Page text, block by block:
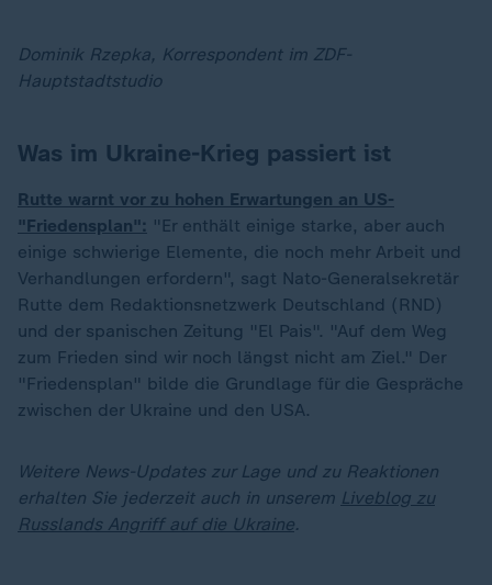
Dominik Rzepka, Korrespondent im ZDF-
Hauptstadtstudio
Was im Ukraine-Krieg passiert ist
Rutte warnt vor zu hohen Erwartungen an US-
"Friedensplan": "Er enthält einige starke, aber auch
einige schwierige Elemente, die noch mehr Arbeit und
Verhandlungen erfordern", sagt Nato-Generalsekretär
Rutte dem Redaktionsnetzwerk Deutschland (RND)
und der spanischen Zeitung "El Pais". "Auf dem Weg
zum Frieden sind wir noch längst nicht am Ziel." Der
"Friedensplan" bilde die Grundlage für die Gespräche
zwischen der Ukraine und den USA.
Weitere News-Updates zur Lage und zu Reaktionen
erhalten Sie jederzeit auch in unserem Liveblog zu
Russlands Angriff auf die Ukraine.